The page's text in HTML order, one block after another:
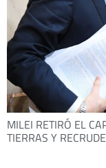
MILEI RETIRÓ EL
TIERRAS Y